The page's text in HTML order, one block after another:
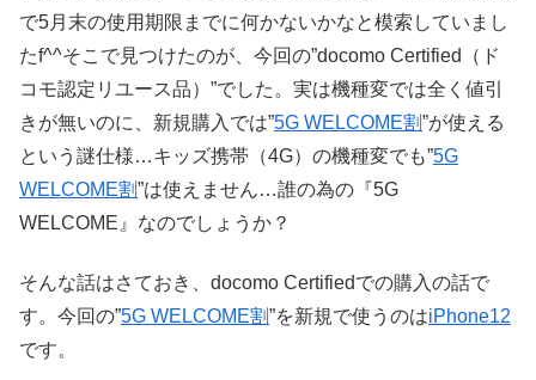
で5月末の使用期限までに何かないかなと模索していまし
たf^^そこで見つけたのが、今回の”docomo Certified（ド
コモ認定リユース品）”でした。実は機種変では全く値引
きが無いのに、新規購入では”5G WELCOME割”が使える
という謎仕様…キッズ携帯（4G）の機種変でも”5G
WELCOME割”は使えません…誰の為の『5G
WELCOME』なのでしょうか？
そんな話はさておき、docomo Certifiedでの購入の話で
す。今回の”5G WELCOME割”を新規で使うのはiPhone12
です。